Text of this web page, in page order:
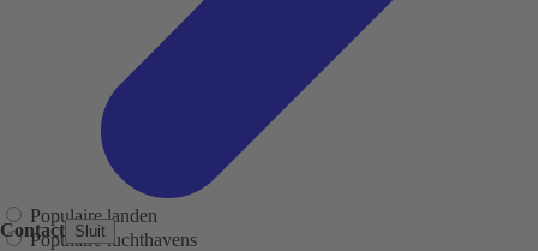
Contact Sluit
Populaire landen
Populaire luchthavens